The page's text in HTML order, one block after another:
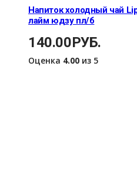
Напиток холодный чай
лайм юдзу пл/б
140.00РУБ.
Оценка 4.00 из 5